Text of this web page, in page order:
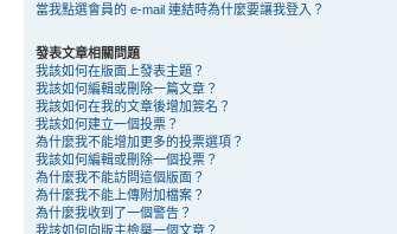
當我點選會員的 e-mail 連結時為什麼要讓我登入？
發表文章相關問題
我該如何在版面上發表主題？
我該如何編輯或刪除一篇文章？
我該如何在我的文章後增加簽名？
我該如何建立一個投票？
為什麼我不能增加更多的投票選項？
我該如何編輯或刪除一個投票？
為什麼我不能訪問這個版面？
為什麼我不能上傳附加檔案？
為什麼我收到了一個警告？
我該如何向版主檢舉一個文章？